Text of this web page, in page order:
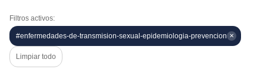
Filtros activos:
#enfermedades-de-transmision-sexual-epidemiologia-prevencion ✕
Limpiar todo